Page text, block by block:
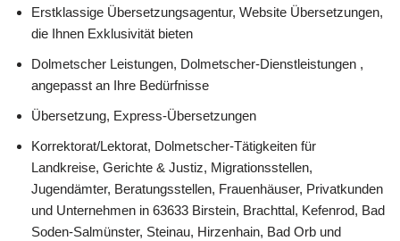
Erstklassige Übersetzungsagentur, Website Übersetzungen,
die Ihnen Exklusivität bieten
Dolmetscher Leistungen, Dolmetscher-Dienstleistungen ,
angepasst an Ihre Bedürfnisse
Übersetzung, Express-Übersetzungen
Korrektorat/Lektorat, Dolmetscher-Tätigkeiten für
Landkreise, Gerichte & Justiz, Migrationsstellen,
Jugendämter, Beratungsstellen, Frauenhäuser, Privatkunden
und Unternehmen in 63633 Birstein, Brachttal, Kefenrod, Bad
Soden-Salmünster, Steinau, Hirzenhain, Bad Orb und